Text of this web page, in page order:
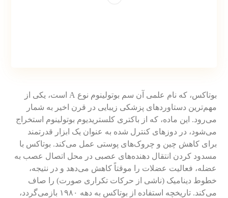
بوتاکس، که نام علمی آن سم بوتولینوم نوع A است، یکی از
مهم‌ترین دستاوردهای پزشکی زیبایی در قرن اخیر به شمار
می‌رود. این ماده، که از باکتری کلستریدیوم بوتولینوم استخراج
می‌شود، در دوزهای کنترل شده به عنوان یک ابزار قدرتمند
برای کاهش چین و چروک‌های پوستی عمل می‌کند. بوتاکس با
مسدود کردن انتقال دهنده‌های عصبی در محل اتصال عصب به
عضله، فعالیت عضلات را موقتاً کاهش می‌دهد و در نتیجه،
خطوط دینامیک (ناشی از حرکات تکراری صورت) را صاف
می‌کند. تاریخچه استفاده از بوتاکس به دهه ۱۹۸۰ بازمی‌گردد،